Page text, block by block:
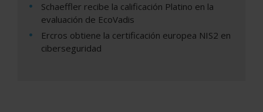
Schaeffler recibe la calificación Platino en la
evaluación de EcoVadis
Ercros obtiene la certificación europea NIS2 en
ciberseguridad